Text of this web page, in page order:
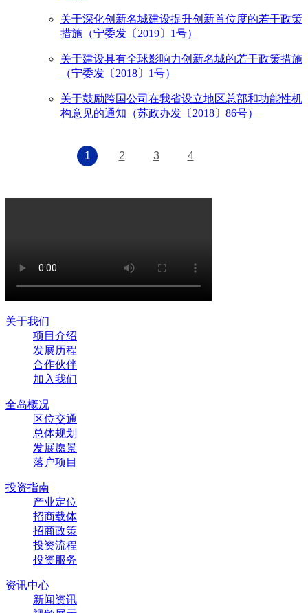
关于深化创新名城建设提升创新首位度的若干政策
措施（宁委发〔2019〕1号）
关于建设具有全球影响力创新名城的若干政策措施
（宁委发〔2018〕1号）
关于鼓励跨国公司在我省设立地区总部和功能性机
构意见的通知（苏政办发〔2018〕86号）
1 2 3 4
关于我们
项目介绍
发展历程
合作伙伴
加入我们
全岛概况
区位交通
总体规划
发展愿景
落户项目
投资指南
产业定位
招商载体
招商政策
投资流程
投资服务
资讯中心
新闻资讯